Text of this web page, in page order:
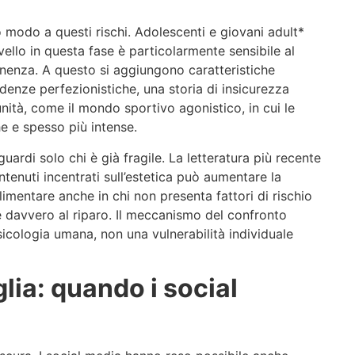
a questi rischi. Adolescenti e giovani adult*
in questa fase è particolarmente sensibile al
A questo si aggiungono caratteristiche
perfezionistiche, una storia di insicurezza
come il mondo sportivo agonistico, in cui le
e spesso più intense.
solo chi è già fragile. La letteratura più recente
incentrati sull’estetica può aumentare la
anche in chi non presenta fattori di rischio
al riparo. Il meccanismo del confronto
umana, non una vulnerabilità individuale
quando i social